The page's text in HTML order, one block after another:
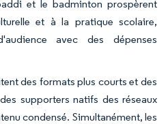
et le badminton prospèrent
et à la pratique scolaire,
avec des dépenses
des formats plus courts et des
supporters natifs des réseaux
condensé. Simultanément, les